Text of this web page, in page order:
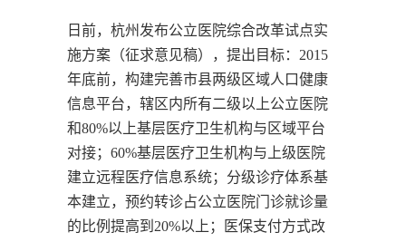
日前，杭州发布公立医院综合改革试点实
施方案（征求意见稿），提出目标：2015
年底前，构建完善市县两级区域人口健康
信息平台，辖区内所有二级以上公立医院
和80%以上基层医疗卫生机构与区域平台
对接；60%基层医疗卫生机构与上级医院
建立远程医疗信息系统；分级诊疗体系基
本建立，预约转诊占公立医院门诊就诊量
的比例提高到20%以上；医保支付方式改